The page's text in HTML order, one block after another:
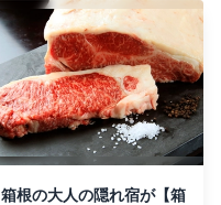
箱根の大人の隠れ宿が【箱